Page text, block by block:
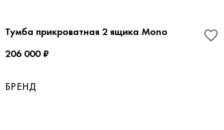
Тумба прикроватная 2 ящика Mono
206 000 ₽
БРЕНД